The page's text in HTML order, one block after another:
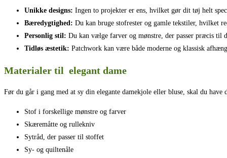
Unikke designs: Ingen to projekter er ens, hvilket gør dit tøj helt
Bæredygtighed: Du kan bruge stofrester og gamle tekstiler, hvilket
Personlig stil: Du kan vælge farver og mønstre, der passer præcis til
Tidløs æstetik: Patchwork kan være både moderne og klassisk
Materialer til elegant dame
Før du går i gang med at sy din elegante damekjole eller bluse, skal du
Stof i forskellige mønstre og farver
Skæremåtte og rullekniv
Sytråd, der passer til stoffet
Sy- og quiltenåle